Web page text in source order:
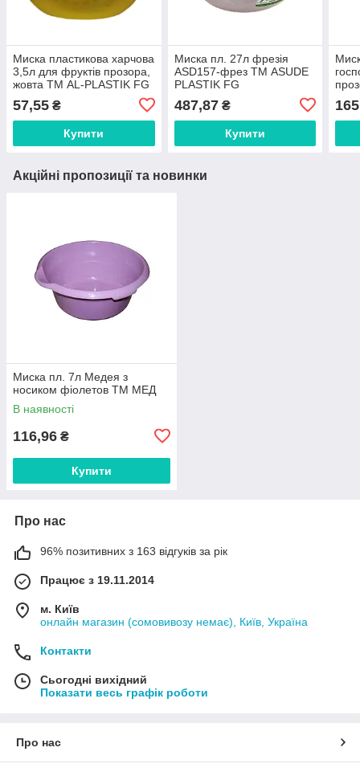
Миска пластикова харчова
3,5л для фруктів прозора,
жовта ТМ AL-PLASTIK FG
57,55 ₴
Купити
Миска пл. 27л фрезія
ASD157-фрез ТМ ASUDE
PLASTIK FG
487,87₴
Купити
Акційні пропозиції та новинки
Миска пл. 7л Медея з
носиком фіолетов ТМ МЕД
В наявності
116,96 ₴
Купити
Про нас
96% позитивних з 163 відгуків за рік
Працює з 19.11.2014
м. Київ
онлайн магазин (сомовивозу немає), Київ, Україна
Контакти
Сьогодні вихідний
Показати весь графік роботи
Про нас